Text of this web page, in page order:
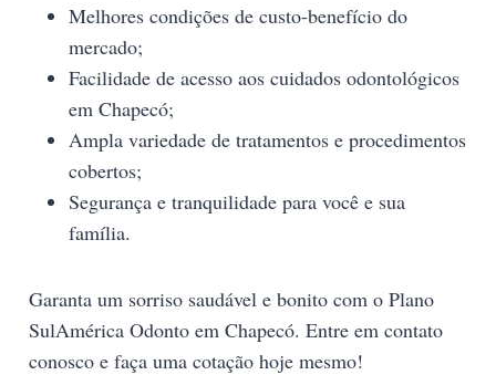
Melhores condições de custo-benefício do
mercado;
Facilidade de acesso aos cuidados odontológicos
em Chapecó;
Ampla variedade de tratamentos e procedimentos
cobertos;
Segurança e tranquilidade para você e sua
família.
Garanta um sorriso saudável e bonito com o Plano
SulAmérica Odonto em Chapecó. Entre em contato
conosco e faça uma cotação hoje mesmo!